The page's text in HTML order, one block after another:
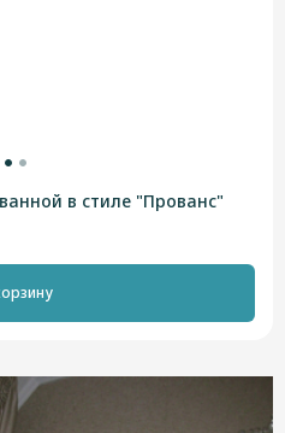
в стиле "Прованс"